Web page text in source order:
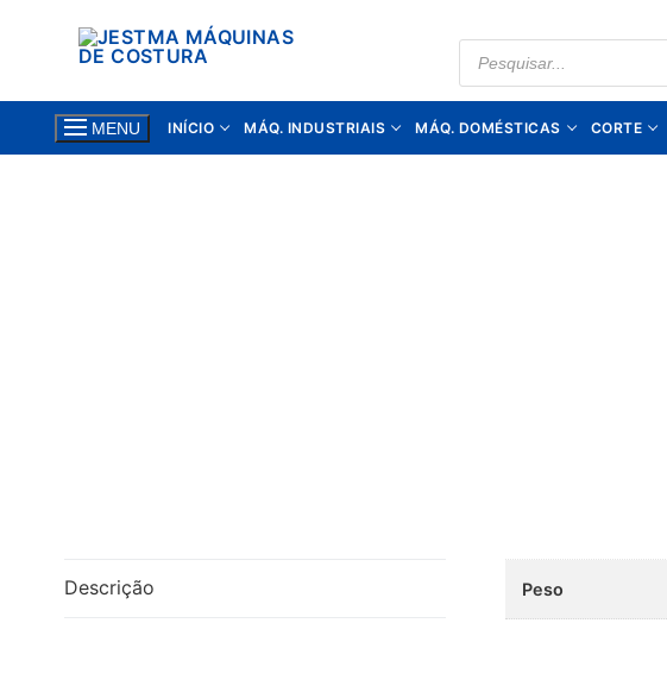
PRODUCTS
SEARCH
MENU INÍCIO MÁQ. INDUSTRIAIS MÁQ. DOMÉSTICAS CORTE
Descrição Peso